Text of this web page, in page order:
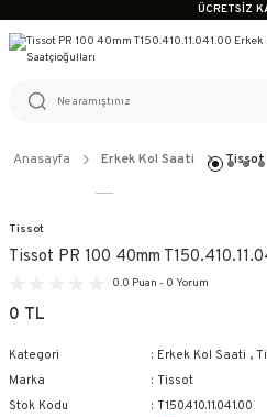
ÜCRETSİZ
WEB SİTESİNE
Anasayfa Erkek Kol Saati Tissot
Tissot
Tissot PR 100 40mm
0.0 Puan - 0 Yorum
0 TL
Kategori Erkek Kol Saati ,
Marka
Tissot
Stok Kodu
T150.410.11.041.00